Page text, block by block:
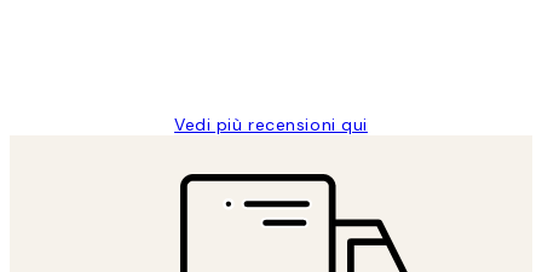
Vedi più recensioni qui